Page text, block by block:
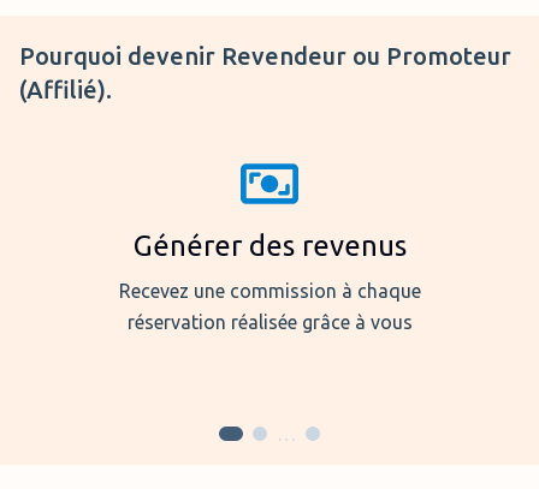
Pourquoi devenir Revendeur ou Promoteur
(Affilié).
Générer des revenus
Recevez une commission à chaque
réservation réalisée grâce à vous
…